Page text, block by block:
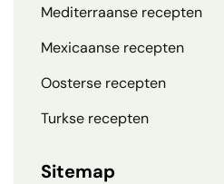
Mediterraanse recepten
Mexicaanse recepten
Oosterse recepten
Turkse recepten
Sitemap